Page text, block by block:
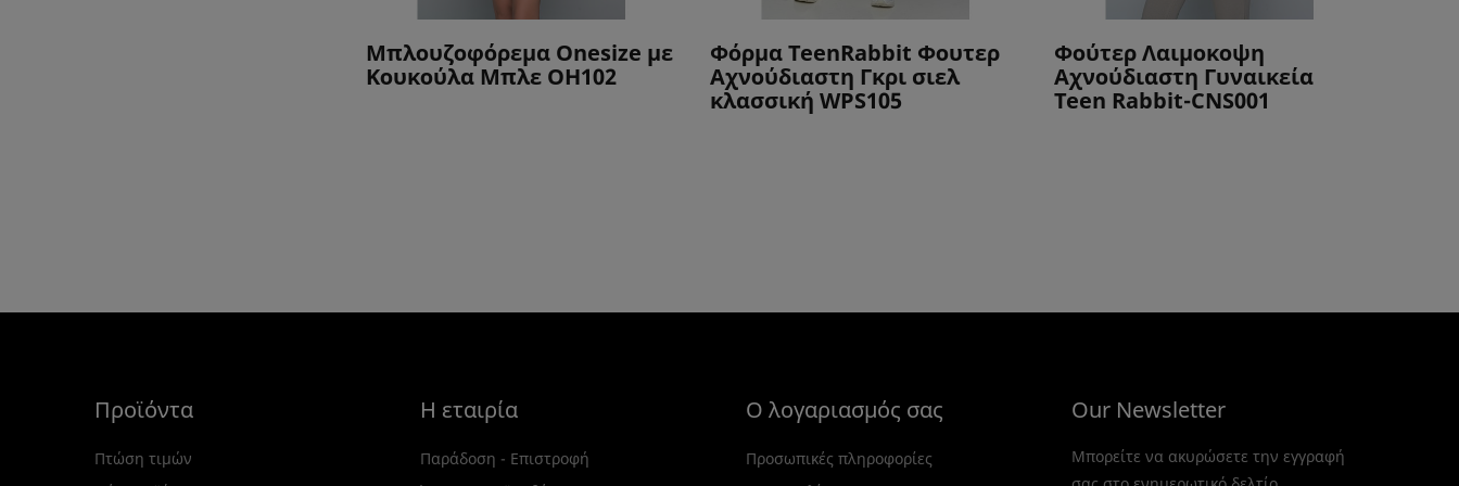
Μπλουζοφόρεμα Onesize με
Κουκούλα Μπλε OH102
Φόρμα TeenRabbit Φουτερ
Αχνούδιαστη Γκρι σιελ
κλασσική WPS105
Φούτερ Λαιμοκοψη
Αχνούδιαστη Γυναικεία
Teen Rabbit-CNS001
Προϊόντα
Πτώση τιμών
Η εταιρία
Παράδοση - Επιστροφή
Ο λογαριασμός σας
Προσωπικές πληροφορίες
Our Newsletter
Μπορείτε να ακυρώσετε την εγγραφή